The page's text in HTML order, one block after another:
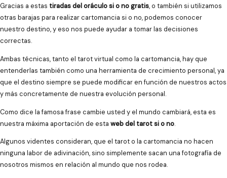
Gracias a estas tiradas del oráculo si o no gratis, o también si utilizamos
otras barajas para realizar cartomancia si o no, podemos conocer
nuestro destino, y eso nos puede ayudar a tomar las decisiones
correctas.
Ambas técnicas, tanto el tarot virtual como la cartomancia, hay que
entenderlas también como una herramienta de crecimiento personal, ya
que el destino siempre se puede modificar en función de nuestros actos
y más concretamente de nuestra evolución personal.
Como dice la famosa frase cambie usted y el mundo cambiará, esta es
nuestra máxima aportación de esta web del tarot si o no.
Algunos videntes consideran, que el tarot o la cartomancia no hacen
ninguna labor de adivinación, sino simplemente sacan una fotografía de
nosotros mismos en relación al mundo que nos rodea.